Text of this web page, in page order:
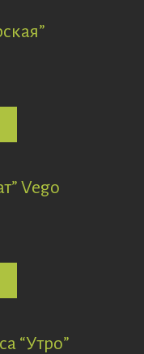
Vego
“Утро”